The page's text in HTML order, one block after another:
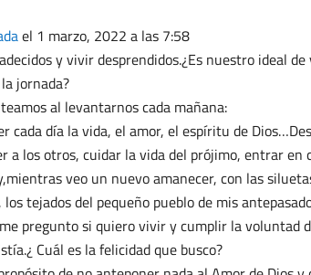
el 1 marzo, 2022 a las 7:58
y vivir desprendidos.¿Es nuestro ideal
jornada?
al levantarnos cada mañana:
cada día la vida, el amor, el espíritu de
a los otros, cuidar la vida del prójimo, entrar en
veo un nuevo amanecer, con las
tejados del pequeño pueblo de mis
pregunto si quiero vivir y cumplir la voluntad
Cuál es la felicidad que busco?